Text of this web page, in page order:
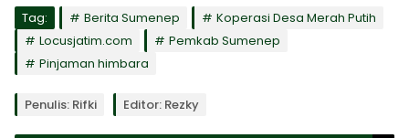
Tag: Berita Sumenep
Koperasi Desa Merah Putih
Locusjatim.com
Pemkab Sumenep
Pinjaman himbara
Penulis: Rifki Editor: Rezky